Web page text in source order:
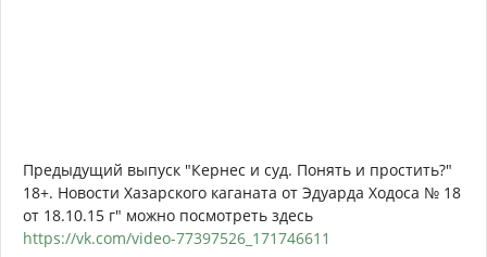
Предыдущий выпуск "Кернес и суд. Понять и простить?"
18+. Новости Хазарского каганата от Эдуарда Ходоса № 18
от 18.10.15 г" можно посмотреть здесь
https://vk.com/video-77397526_171746611